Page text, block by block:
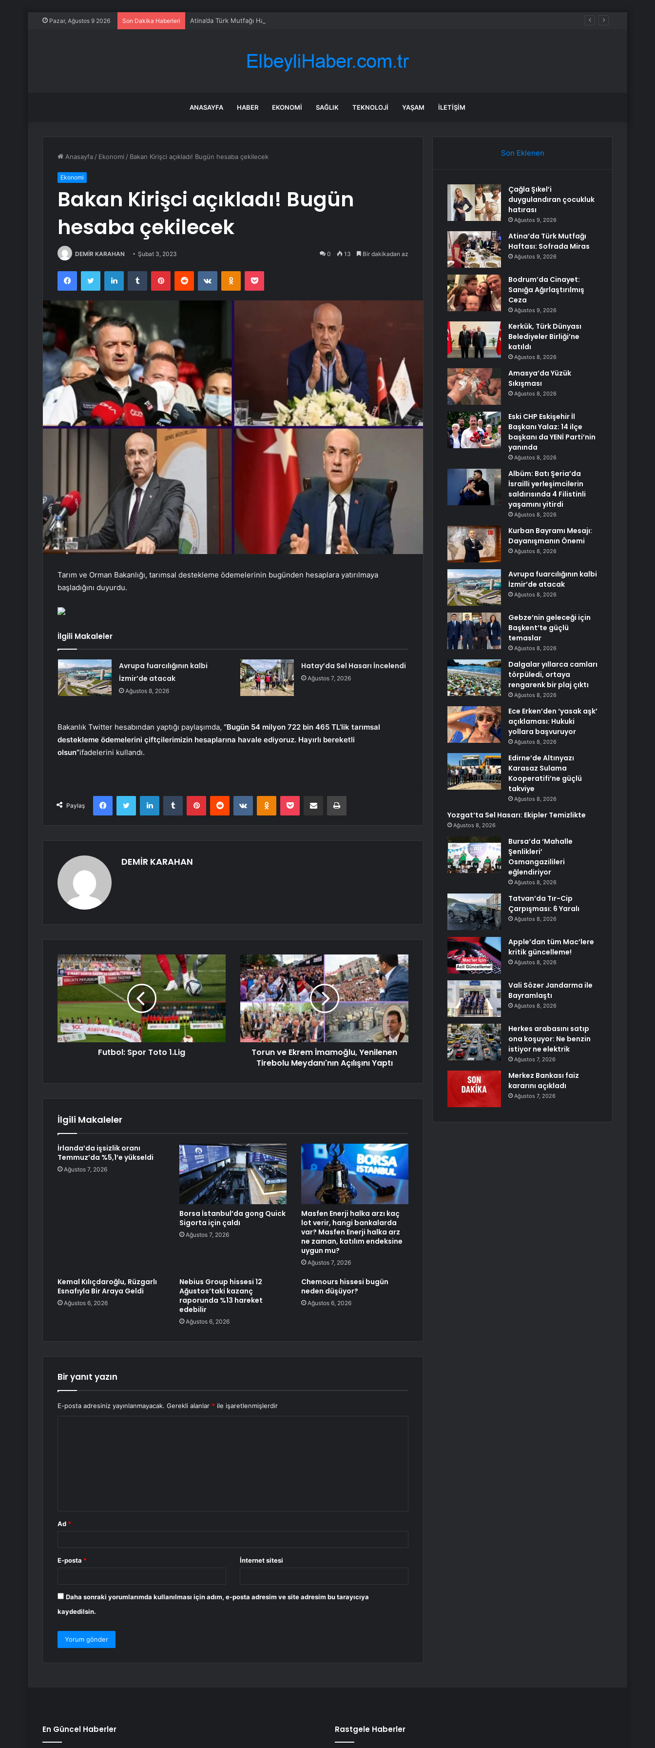
Pazar, Ağustos 9 2026 Son Dakika Haberleri Atina’da Türk Mutfağı Haftası: Sofrada Miras
ANASAYFA HABER EKONOMI SAĞLIK TEKNOLOJI YAŞAM İLETIŞIM
Anasayfa / Ekonomi / Bakan Kirişci açıkladı! Bugün hesaba çekilecek
Ekonomi
Bakan Kirişci açıkladı! Bugün
hesaba çekilecek
DEMİR KARAHAN Şubat 3, 2023 0 13 Bir dakikadan az
FacebookTwitter LinkedInTumblr PinterestReddit VKontakteOdnoklassniki
Pocket
Tarım ve Orman Bakanlığı, tarımsal destekleme ödemelerinin bugünden hesaplara yatırılmaya
başladığını duyurdu.
İlgili Makaleler
Avrupa fuarcılığının kalbi
İzmir’de atacak
Ağustos 8, 2026
Hatay’da Sel Hasarı İncelendi
Ağustos 7, 2026
Bakanlık Twitter hesabından yaptığı paylaşımda, “Bugün 54 milyon 722 bin 465 TL’lik tarımsal
destekleme ödemelerini çiftçilerimizin hesaplarına havale ediyoruz. Hayırlı bereketli
olsun”ifadelerini kullandı.
Paylaş
FacebookTwitter LinkedInTumblr PinterestReddit VKontakteOdnoklassniki
Pocket E-Posta ile paylaş Yazdır
DEMİR KARAHAN
Futbol: Spor Toto 1.Lig
Torun ve Ekrem İmamoğlu, Yenilenen
Tirebolu Meydanı'nın Açılışını Yaptı
İlgili Makaleler
İrlanda’da işsizlik oranı
Temmuz’da %5,1’e yükseldi
Ağustos 7, 2026
Borsa İstanbul’da gong Quick
Sigorta için çaldı
Ağustos 7, 2026
Masfen Enerji halka arzı kaç
lot verir, hangi bankalarda
var? Masfen Enerji halka arz
ne zaman, katılım endeksine
uygun mu?
Ağustos 7, 2026
Kemal Kılıçdaroğlu, Rüzgarlı
Esnafıyla Bir Araya Geldi
Ağustos 6, 2026
Nebius Group hissesi 12
Ağustos’taki kazanç
raporunda %13 hareket
edebilir
Ağustos 6, 2026
Chemours hissesi bugün
neden düşüyor?
Ağustos 6, 2026
Bir yanıt yazın
E-posta adresiniz yayınlanmayacak. Gerekli alanlar * ile işaretlenmişlerdir
Ad *
E-posta * İnternet sitesi
Daha sonraki yorumlarımda kullanılması için adım, e-posta adresim ve site adresim bu tarayıcıya
kaydedilsin.
Son Eklenen
Çağla Şıkel’i
duygulandıran çocukluk
hatırası
Ağustos 9, 2026
Atina’da Türk Mutfağı
Haftası: Sofrada Miras
Ağustos 9, 2026
Bodrum’da Cinayet:
Sanığa Ağırlaştırılmış
Ceza
Ağustos 9, 2026
Kerkük, Türk Dünyası
Belediyeler Birliği’ne
katıldı
Ağustos 8, 2026
Amasya’da Yüzük
Sıkışması
Ağustos 8, 2026
Eski CHP Eskişehir İl
Başkanı Yalaz: 14 ilçe
başkanı da YENİ Parti’nin
yanında
Ağustos 8, 2026
Albüm: Batı Şeria’da
İsrailli yerleşimcilerin
saldırısında 4 Filistinli
yaşamını yitirdi
Ağustos 8, 2026
Kurban Bayramı Mesajı:
Dayanışmanın Önemi
Ağustos 8, 2026
Avrupa fuarcılığının kalbi
İzmir’de atacak
Ağustos 8, 2026
Gebze’nin geleceği için
Başkent’te güçlü
temaslar
Ağustos 8, 2026
Dalgalar yıllarca camları
törpüledi, ortaya
rengarenk bir plaj çıktı
Ağustos 8, 2026
Ece Erken’den ‘yasak aşk’
açıklaması: Hukuki
yollara başvuruyor
Ağustos 8, 2026
Edirne’de Altınyazı
Karasaz Sulama
Kooperatifi’ne güçlü
takviye
Ağustos 8, 2026
Yozgat’ta Sel Hasarı: Ekipler Temizlikte
Ağustos 8, 2026
Bursa’da ‘Mahalle
Şenlikleri’
Osmangazilileri
eğlendiriyor
Ağustos 8, 2026
Tatvan’da Tır-Cip
Çarpışması: 6 Yaralı
Ağustos 8, 2026
Apple’dan tüm Mac’lere
kritik güncelleme!
Ağustos 8, 2026
Vali Sözer Jandarma ile
Bayramlaştı
Ağustos 8, 2026
Herkes arabasını satıp
ona koşuyor: Ne benzin
istiyor ne elektrik
Ağustos 7, 2026
Merkez Bankası faiz
kararını açıkladı
Ağustos 7, 2026
En Güncel Haberler Rastgele Haberler